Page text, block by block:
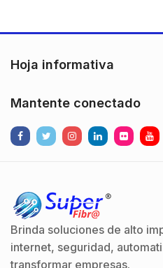
Hoja informativa
Mantente conectado
Brinda soluciones de alto
internet, seguridad,
transformar empresas.